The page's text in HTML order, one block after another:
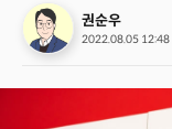
권순우
2022.08.05 12:48